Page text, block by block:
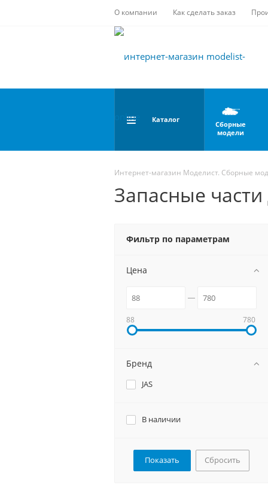
О компании Как сделать заказ
Каталог
Сборные
модели
Интернет-магазин Моделист. Сборные
Запасные
Фильтр по параметрам
Цена
88 780
Бренд
JAS
В наличии
Сбросить